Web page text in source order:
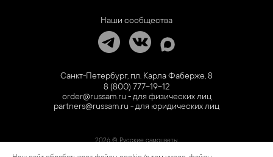
Наши сообщества
Санкт-Петербург, пл. Карла Фаберже, 8
8 (800) 777-19-12
order@russam.ru - для физических лиц
partners@russam.ru - для юридических лиц
2026 © Русские самоцветы